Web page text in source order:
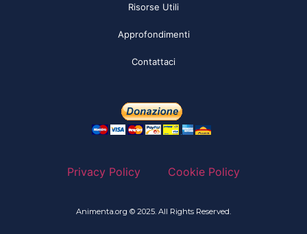
Risorse Utili
Approfondimenti
Contattaci
Privacy Policy Cookie Policy
Animenta.org © 2025. All Rights Reserved.